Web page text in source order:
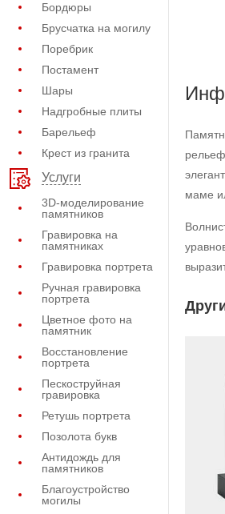
Бордюры
Брусчатка на могилу
Поребрик
Постамент
Шары
Надгробные плиты
Барельеф
Крест из гранита
Услуги
3D-моделирование
памятников
Гравировка на
памятниках
Гравировка портрета
Ручная гравировка
портрета
Цветное фото на
памятник
Восстановление
портрета
Пескоструйная
гравировка
Ретушь портрета
Позолота букв
Антидождь для
памятников
Благоустройство
могилы
маме